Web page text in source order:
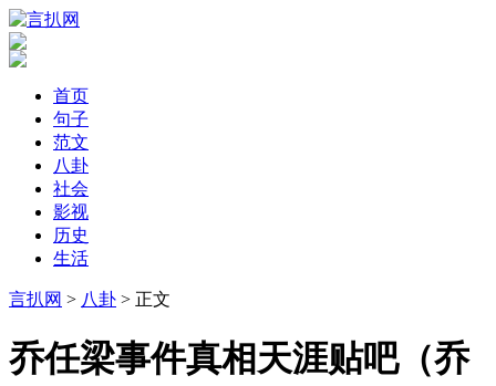
首页
句子
范文
八卦
社会
影视
历史
生活
言扒网 > 八卦 > 正文
​乔任梁事件真相天涯贴吧（乔